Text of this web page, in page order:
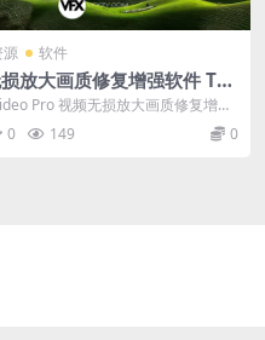
源 软件
放大画质修复增强软件 Top
Pro v1.2.2 Win/Mac
Pro 视频无损放大画质修复增强
Vid...
0 149 0